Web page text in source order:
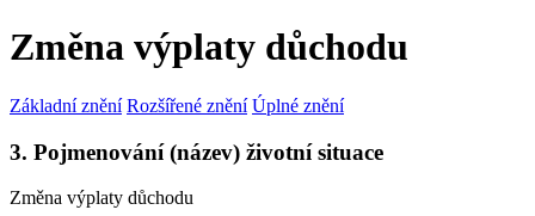
Změna výplaty důchodu
Základní znění Rozšířené znění Úplné znění
3. Pojmenování (název) životní situace
Změna výplaty důchodu